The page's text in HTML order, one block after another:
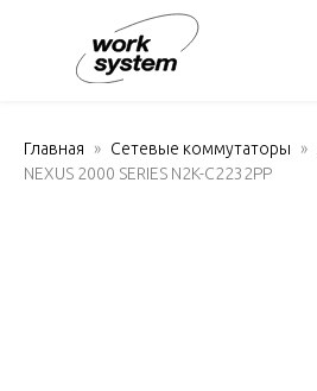
Главная Сетевые коммутаторы
NEXUS 2000 SERIES N2K-C2232PP